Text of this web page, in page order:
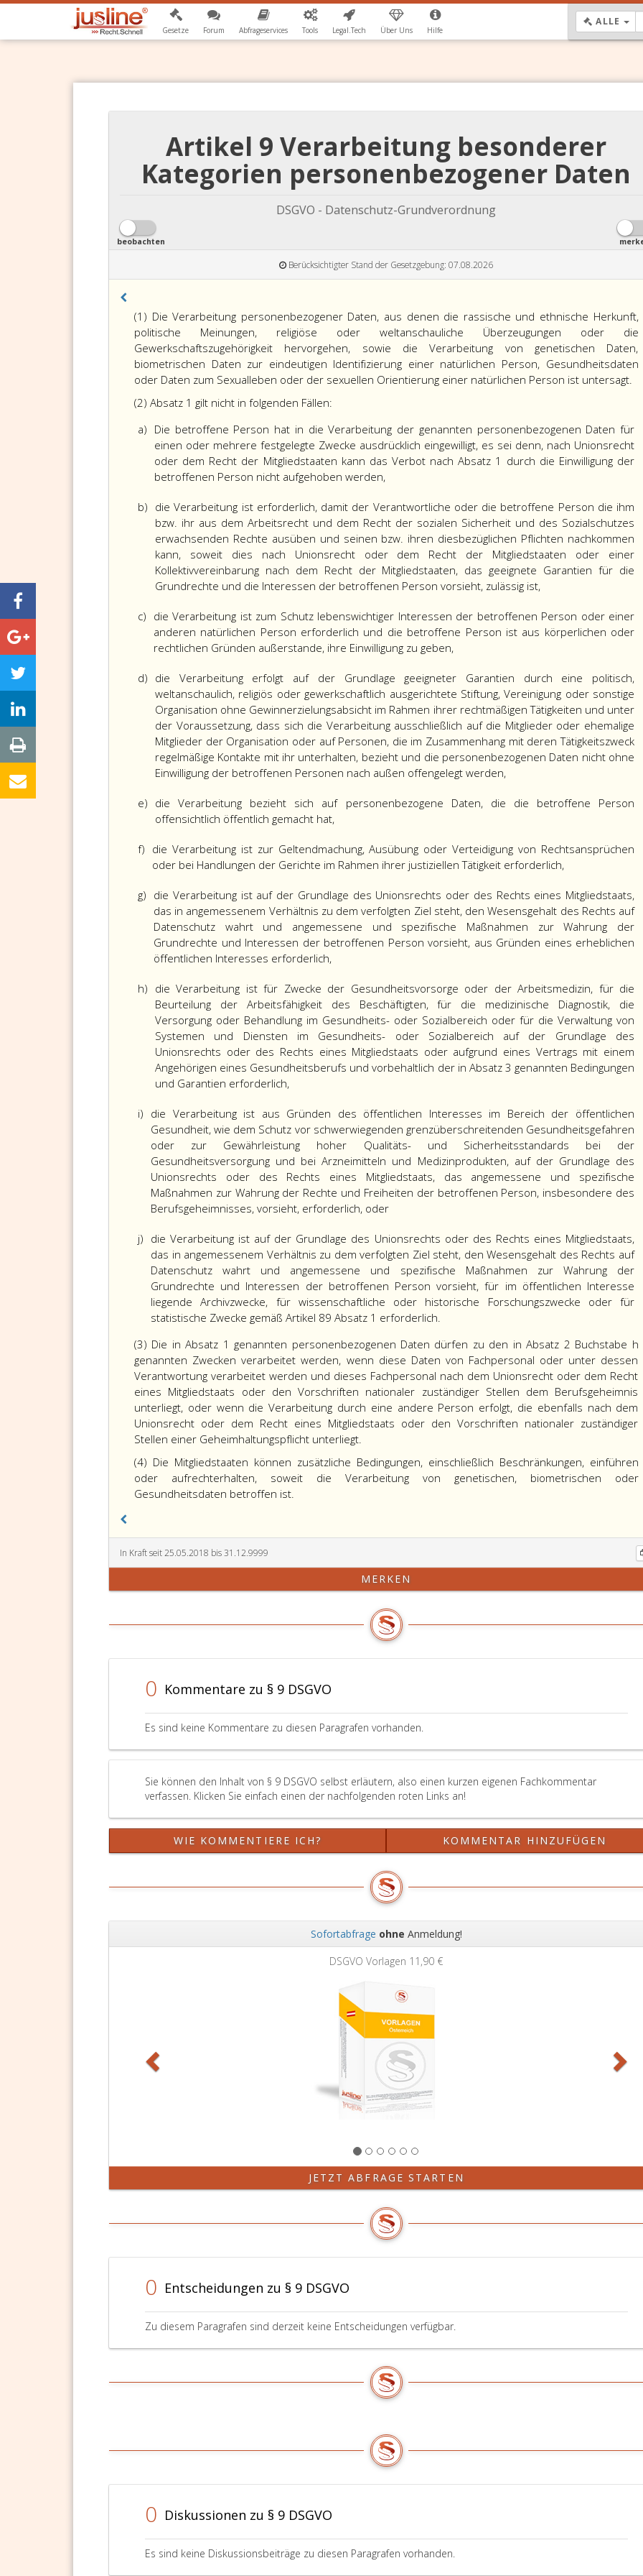
Gesetze Forum Abfrageservices Tools Legal.Tech Über Uns Hilfe
ALLE
Artikel 9 Verarbeitung besonderer
Kategorien personenbezogener Daten
DSGVO - Datenschutz-Grundverordnung
beobachten
Berücksichtigter Stand der Gesetzgebung: 07.08.2026
(1) Die Verarbeitung personenbezogener Daten, aus denen die rassische und ethnische Herkunft,
politische Meinungen, religiöse oder weltanschauliche Überzeugungen oder die
Gewerkschaftszugehörigkeit hervorgehen, sowie die Verarbeitung von genetischen Daten,
biometrischen Daten zur eindeutigen Identifizierung einer natürlichen Person, Gesundheitsdaten
oder Daten zum Sexualleben oder der sexuellen Orientierung einer natürlichen Person ist untersagt.
(2) Absatz 1 gilt nicht in folgenden Fällen:
a) Die betroffene Person hat in die Verarbeitung der genannten personenbezogenen Daten für
einen oder mehrere festgelegte Zwecke ausdrücklich eingewilligt, es sei denn, nach Unionsrecht
oder dem Recht der Mitgliedstaaten kann das Verbot nach Absatz 1 durch die Einwilligung der
betroffenen Person nicht aufgehoben werden,
b) die Verarbeitung ist erforderlich, damit der Verantwortliche oder die betroffene Person die ihm
bzw. ihr aus dem Arbeitsrecht und dem Recht der sozialen Sicherheit und des Sozialschutzes
erwachsenden Rechte ausüben und seinen bzw. ihren diesbezüglichen Pflichten nachkommen
kann, soweit dies nach Unionsrecht oder dem Recht der Mitgliedstaaten oder einer
Kollektivvereinbarung nach dem Recht der Mitgliedstaaten, das geeignete Garantien für die
Grundrechte und die Interessen der betroffenen Person vorsieht, zulässig ist,
c) die Verarbeitung ist zum Schutz lebenswichtiger Interessen der betroffenen Person oder einer
anderen natürlichen Person erforderlich und die betroffene Person ist aus körperlichen oder
rechtlichen Gründen außerstande, ihre Einwilligung zu geben,
d) die Verarbeitung erfolgt auf der Grundlage geeigneter Garantien durch eine politisch,
weltanschaulich, religiös oder gewerkschaftlich ausgerichtete Stiftung, Vereinigung oder sonstige
Organisation ohne Gewinnerzielungsabsicht im Rahmen ihrer rechtmäßigen Tätigkeiten und unter
der Voraussetzung, dass sich die Verarbeitung ausschließlich auf die Mitglieder oder ehemalige
Mitglieder der Organisation oder auf Personen, die im Zusammenhang mit deren Tätigkeitszweck
regelmäßige Kontakte mit ihr unterhalten, bezieht und die personenbezogenen Daten nicht ohne
Einwilligung der betroffenen Personen nach außen offengelegt werden,
e) die Verarbeitung bezieht sich auf personenbezogene Daten, die die betroffene Person
offensichtlich öffentlich gemacht hat,
f) die Verarbeitung ist zur Geltendmachung, Ausübung oder Verteidigung von Rechtsansprüchen
oder bei Handlungen der Gerichte im Rahmen ihrer justiziellen Tätigkeit erforderlich,
g) die Verarbeitung ist auf der Grundlage des Unionsrechts oder des Rechts eines Mitgliedstaats,
das in angemessenem Verhältnis zu dem verfolgten Ziel steht, den Wesensgehalt des Rechts auf
Datenschutz wahrt und angemessene und spezifische Maßnahmen zur Wahrung der
Grundrechte und Interessen der betroffenen Person vorsieht, aus Gründen eines erheblichen
öffentlichen Interesses erforderlich,
h) die Verarbeitung ist für Zwecke der Gesundheitsvorsorge oder der Arbeitsmedizin, für die
Beurteilung der Arbeitsfähigkeit des Beschäftigten, für die medizinische Diagnostik, die
Versorgung oder Behandlung im Gesundheits- oder Sozialbereich oder für die Verwaltung von
Systemen und Diensten im Gesundheits- oder Sozialbereich auf der Grundlage des
Unionsrechts oder des Rechts eines Mitgliedstaats oder aufgrund eines Vertrags mit einem
Angehörigen eines Gesundheitsberufs und vorbehaltlich der in Absatz 3 genannten Bedingungen
und Garantien erforderlich,
i) die Verarbeitung ist aus Gründen des öffentlichen Interesses im Bereich der öffentlichen
Gesundheit, wie dem Schutz vor schwerwiegenden grenzüberschreitenden Gesundheitsgefahren
oder zur Gewährleistung hoher Qualitäts- und Sicherheitsstandards bei der
Gesundheitsversorgung und bei Arzneimitteln und Medizinprodukten, auf der Grundlage des
Unionsrechts oder des Rechts eines Mitgliedstaats, das angemessene und spezifische
Maßnahmen zur Wahrung der Rechte und Freiheiten der betroffenen Person, insbesondere des
Berufsgeheimnisses, vorsieht, erforderlich, oder
j) die Verarbeitung ist auf der Grundlage des Unionsrechts oder des Rechts eines Mitgliedstaats,
das in angemessenem Verhältnis zu dem verfolgten Ziel steht, den Wesensgehalt des Rechts auf
Datenschutz wahrt und angemessene und spezifische Maßnahmen zur Wahrung der
Grundrechte und Interessen der betroffenen Person vorsieht, für im öffentlichen Interesse
liegende Archivzwecke, für wissenschaftliche oder historische Forschungszwecke oder für
statistische Zwecke gemäß Artikel 89 Absatz 1 erforderlich.
(3) Die in Absatz 1 genannten personenbezogenen Daten dürfen zu den in Absatz 2 Buchstabe h
genannten Zwecken verarbeitet werden, wenn diese Daten von Fachpersonal oder unter dessen
Verantwortung verarbeitet werden und dieses Fachpersonal nach dem Unionsrecht oder dem Recht
eines Mitgliedstaats oder den Vorschriften nationaler zuständiger Stellen dem Berufsgeheimnis
unterliegt, oder wenn die Verarbeitung durch eine andere Person erfolgt, die ebenfalls nach dem
Unionsrecht oder dem Recht eines Mitgliedstaats oder den Vorschriften nationaler zuständiger
Stellen einer Geheimhaltungspflicht unterliegt.
(4) Die Mitgliedstaaten können zusätzliche Bedingungen, einschließlich Beschränkungen, einführen
oder aufrechterhalten, soweit die Verarbeitung von genetischen, biometrischen oder
Gesundheitsdaten betroffen ist.
In Kraft seit 25.05.2018 bis 31.12.9999
MERKEN
0 Kommentare zu § 9 DSGVO
Es sind keine Kommentare zu diesen Paragrafen vorhanden.
Sie können den Inhalt von § 9 DSGVO selbst erläutern, also einen kurzen eigenen Fachkommentar
verfassen. Klicken Sie einfach einen der nachfolgenden roten Links an!
WIE KOMMENTIERE ICH? KOMMENTAR HINZUFÜGEN
Sofortabfrage ohne Anmeldung!
JETZT ABFRAGE STARTEN
0 Entscheidungen zu § 9 DSGVO
Zu diesem Paragrafen sind derzeit keine Entscheidungen verfügbar.
0 Diskussionen zu § 9 DSGVO
Es sind keine Diskussionsbeiträge zu diesen Paragrafen vorhanden.